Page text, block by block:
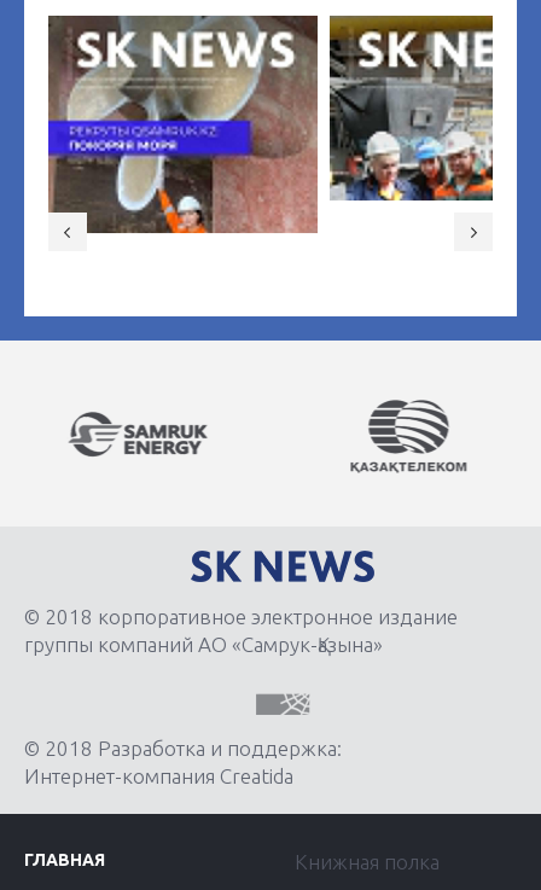
© 2018 корпоративное электронное издание
группы компаний АО «Самрук-Қазына»
© 2018 Разработка и поддержка:
Интернет-компания Creatida
ГЛАВНАЯ
Книжная полка